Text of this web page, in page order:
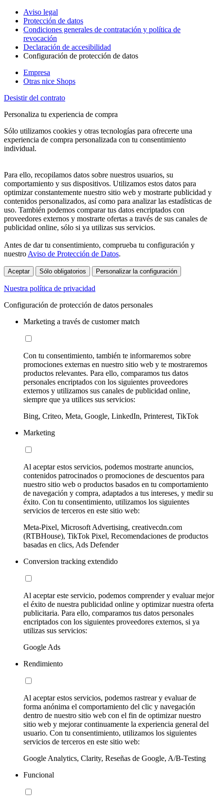
Aviso legal
Protección de datos
Condiciones generales de contratación y política de
revocación
Declaración de accesibilidad
Configuración de protección de datos
Empresa
Otras nice Shops
Desistir del contrato
Personaliza tu experiencia de compra
Sólo utilizamos cookies y otras tecnologías para ofrecerte una
experiencia de compra personalizada con tu consentimiento
individual.
Para ello, recopilamos datos sobre nuestros usuarios, su
comportamiento y sus dispositivos. Utilizamos estos datos para
optimizar constantemente nuestro sitio web y mostrarte publicidad y
contenidos personalizados, así como para analizar las estadísticas de
uso. También podemos comparar tus datos encriptados con
proveedores externos y mostrarte ofertas a través de sus canales de
publicidad online, sólo si ya utilizas sus servicios.
Antes de dar tu consentimiento, comprueba tu configuración y
nuestro Aviso de Protección de Datos.
Aceptar Sólo obligatorios Personalizar la configuración
Nuestra política de privacidad
Configuración de protección de datos personales
Marketing a través de customer match
Con tu consentimiento, también te informaremos sobre
promociones externas en nuestro sitio web y te mostraremos
productos relevantes. Para ello, comparamos tus datos
personales encriptados con los siguientes proveedores
externos y utilizamos sus canales de publicidad online,
siempre que ya utilices sus servicios:
Bing, Criteo, Meta, Google, LinkedIn, Printerest, TikTok
Marketing
Al aceptar estos servicios, podemos mostrarte anuncios,
contenidos patrocinados o promociones de descuentos para
nuestro sitio web o productos basados en tu comportamiento
de navegación y compra, adaptados a tus intereses, y medir su
éxito. Con tu consentimiento, utilizamos los siguientes
servicios de terceros en este sitio web:
Meta-Pixel, Microsoft Advertising, creativecdn.com
(RTBHouse), TikTok Pixel, Recomendaciones de productos
basadas en clics, Ads Defender
Conversion tracking extendido
Al aceptar este servicio, podemos comprender y evaluar mejor
el éxito de nuestra publicidad online y optimizar nuestra oferta
publicitaria. Para ello, comparamos tus datos personales
encriptados con los siguientes proveedores externos, si ya
utilizas sus servicios:
Google Ads
Rendimiento
Al aceptar estos servicios, podemos rastrear y evaluar de
forma anónima el comportamiento del clic y navegación
dentro de nuestro sitio web con el fin de optimizar nuestro
sitio web y mejorar continuamente la experiencia general del
usuario. Con tu consentimiento, utilizamos los siguientes
servicios de terceros en este sitio web:
Google Analytics, Clarity, Reseñas de Google, A/B-Testing
Funcional